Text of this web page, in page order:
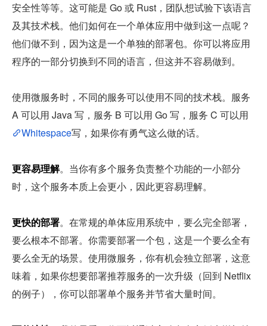
安全性等等。这可能是 Go 或 Rust，团队想试验下该语言
及其技术栈。他们如何在一个单体应用中做到这一点呢？
他们做不到，因为这是一个单独的部署包。你可以将应用
程序的一部分切换到不同的语言，但这并不容易做到。
使用微服务时，不同的服务可以使用不同的技术栈。服务
A 可以用 Java 写，服务 B 可以用 Go 写，服务 C 可以用
Whitespace写，如果你有勇气这么做的话。
更容易理解。当你有多个服务负责整个功能的一小部分
时，这个服务本质上会更小，因此更容易理解。
更快的部署。在常规的单体应用系统中，要么完全部署，
要么根本不部署。你需要部署一个包，这是一个要么全有
要么全无的场景。使用微服务，你有机会独立部署，这意
味着，如果你想要部署推荐服务的一次升级（回到 Netflix
的例子），你可以部署单个服务并节省大量时间。